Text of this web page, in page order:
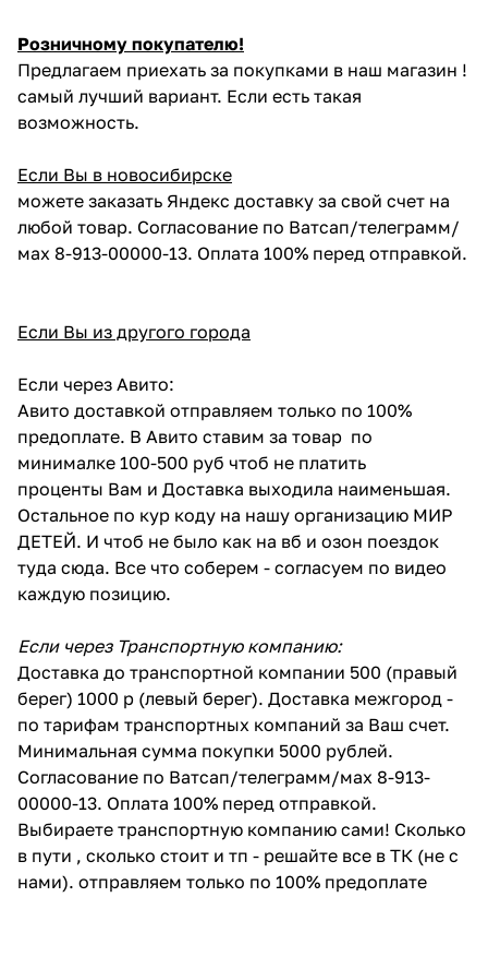
Розничному покупателю!
Предлагаем приехать за покупками в наш магазин !
самый лучший вариант. Если есть такая
возможность.
Если Вы в новосибирске
можете заказать Яндекс доставку за свой счет на
любой товар. Согласование по Ватсап/телеграмм/
мах 8-913-00000-13. Оплата 100% перед отправкой.
Если Вы из другого города
Если через Авито:
Авито доставкой отправляем только по 100%
предоплате. В Авито ставим за товар по
минималке 100-500 руб чтоб не платить
проценты Вам и Доставка выходила наименьшая.
Остальное по кур коду на нашу организацию МИР
ДЕТЕЙ. И чтоб не было как на вб и озон поездок
туда сюда. Все что соберем - согласуем по видео
каждую позицию.
Если через Транспортную компанию:
Доставка до транспортной компании 500 (правый
берег) 1000 р (левый берег). Доставка межгород -
по тарифам транспортных компаний за Ваш счет.
Минимальная сумма покупки 5000 рублей.
Согласование по Ватсап/телеграмм/мах 8-913-
00000-13. Оплата 100% перед отправкой.
Выбираете транспортную компанию сами! Сколько
в пути , сколько стоит и тп - решайте все в ТК (не с
нами). отправляем только по 100% предоплате